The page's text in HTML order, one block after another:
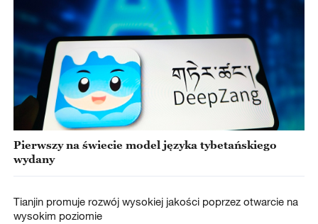
Pierwszy na świecie model języka tybetańskiego
wydany
Tianjin promuje rozwój wysokiej jakości poprzez otwarcie na
wysokim poziomie